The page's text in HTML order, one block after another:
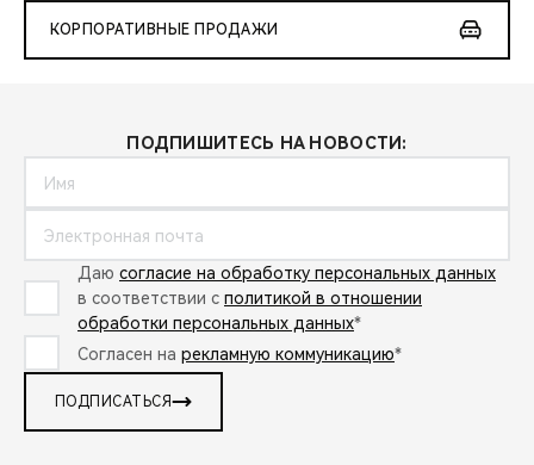
КОРПОРАТИВНЫЕ ПРОДАЖИ
ПОДПИШИТЕСЬ НА НОВОСТИ:
Даю согласие на обработку персональных данных
в соответствии с политикой в отношении
обработки персональных данных*
Согласен на рекламную коммуникацию*
ПОДПИСАТЬСЯ